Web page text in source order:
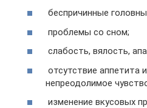
беспричинные
проблемы со сном;
слабость, вялость,
отсутствие аппетита
непреодолимое
изменение вкусовых